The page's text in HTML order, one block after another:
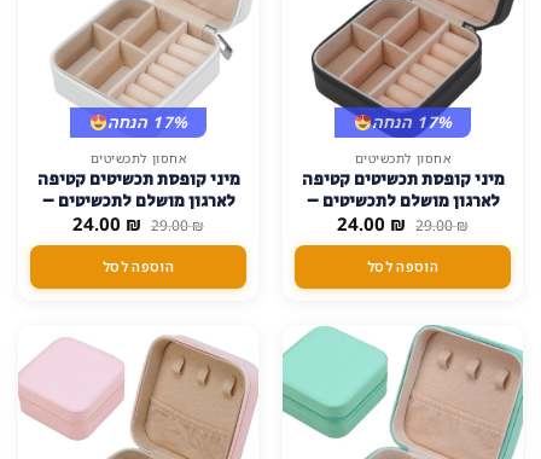
17% הנחה
אחסון לתכשיטים
מיני קופסת תכשיטים קטיפה
לארגון מושלם לתכשיטים –
שחור29.00₪ המחיר
המקורי
היה:
29.00 ₪.
24.00 ₪ המחיר
הנוכחי
24.00 ₪. הוספה לסל
17% הנחה
אחסון לתכשיטים
מיני קופסת תכשיטים קטיפה
לארגון מושלם לתכשיטים –
לבן 29.00₪ המחיר
המקורי
היה:
29.00 ₪.
24.00 ₪ המחיר
הנוכחי
24.00 ₪. הוספה לסל